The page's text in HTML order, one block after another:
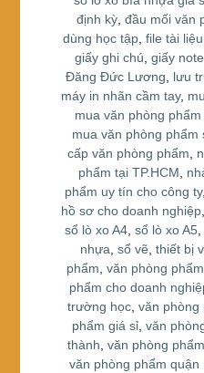
định kỳ ,đầu mối văn
dùng học tập, file tài liệu
giấy ghi chú ,giấy note
Đăng Đức Lương
lưu
máy in nhãn cầm tay,
mua văn phòng
mua văn phòng phẩm
cấp văn phòng phẩm
phẩm tại TP.HCM
phẩm uy tín cho công ty,
hồ sơ cho doanh nghiệp,
sổ lò xo A4 ,sổ lò xo A5
nhựa ,sổ vẽ ,thiết bị
phẩm ,văn phòng
phẩm cho doanh
trường học, văn phòng
phẩm giá sỉ, văn
thành ,văn phòng
văn phòng phẩm quận